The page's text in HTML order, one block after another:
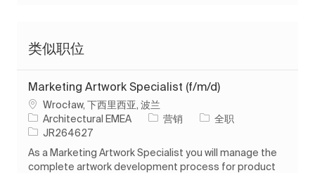
类似职位
Marketing Artwork Specialist (f/m/d)
位置Wrocław, 下西里西亚, 波兰
Architectural EMEA
类别营销 工作类型
全职
作业 ID
JR264627
As a Marketing Artwork Specialist you will manage the
complete artwork development process for product